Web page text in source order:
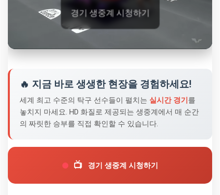
경기 생중계 시청하기
🔥 지금 바로 생생한 현장을 경험하세요!
세계 최고 수준의 탁구 선수들이 펼치는 실시간 경기를
놓치지 마세요. HD 화질로 제공되는 생중계에서 매 순간
의 짜릿한 승부를 직접 확인할 수 있습니다.
📺 경기 생중계 시청하기